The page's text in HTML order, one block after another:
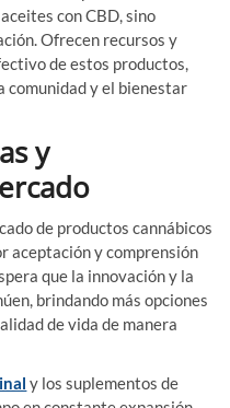
con CBD, sino
Ofrecen recursos y
de estos productos,
comunidad y el bienestar
y
de productos cannábicos
aceptación y comprensión
que la innovación y la
brindando más opciones
de vida de manera
y los suplementos de